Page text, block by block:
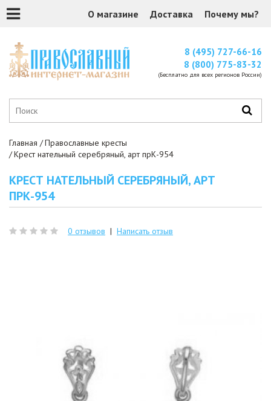
О магазине Доставка Почему мы?
8 (495) 727-66-16
8 (800) 775-83-32
(Бесплатно для всех регионов России)
Главная
Православные кресты
Крест нательный серебряный, арт прК-954
КРЕСТ НАТЕЛЬНЫЙ СЕРЕБРЯНЫЙ, АРТ
ПРК-954
0 отзывов | Написать отзыв